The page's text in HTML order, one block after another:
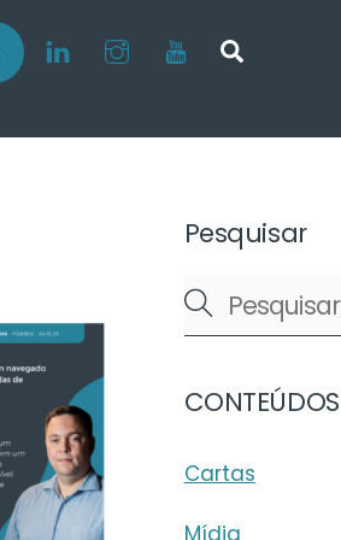
LinkedInInstagramYoutubeSearch
Pesquisar
CONTEÚDOS
Cartas
Mídia